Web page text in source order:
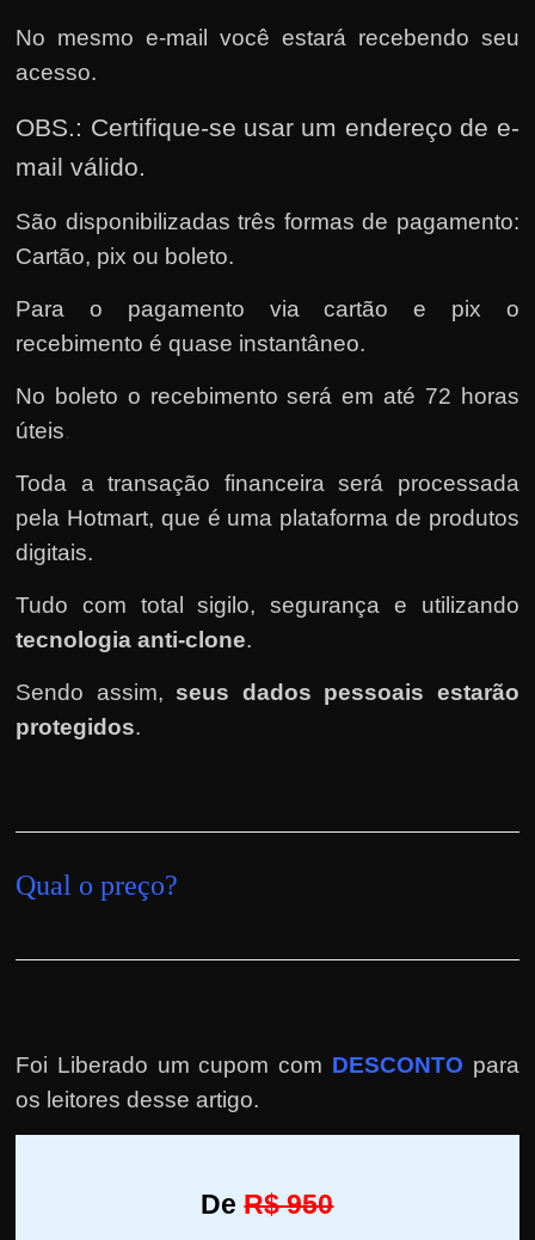
No mesmo e-mail você estará recebendo seu
acesso.
OBS.: Certifique-se usar um endereço de e-
mail válido.
São disponibilizadas três formas de pagamento:
Cartão, pix ou boleto.
Para o pagamento via cartão e pix o
recebimento é quase instantâneo.
No boleto o recebimento será em até 72 horas
úteis.
Toda a transação financeira será processada
pela Hotmart, que é uma plataforma de produtos
digitais.
Tudo com total sigilo, segurança e utilizando
tecnologia anti-clone.
Sendo assim, seus dados pessoais estarão
protegidos.
Qual o preço?
Foi Liberado um cupom com DESCONTO para
os leitores desse artigo.
De R$ 950